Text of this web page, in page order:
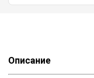
Описание